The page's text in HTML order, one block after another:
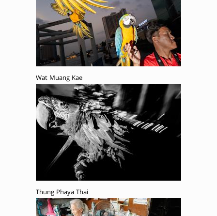
Wat Muang Kae
Thung Phaya Thai